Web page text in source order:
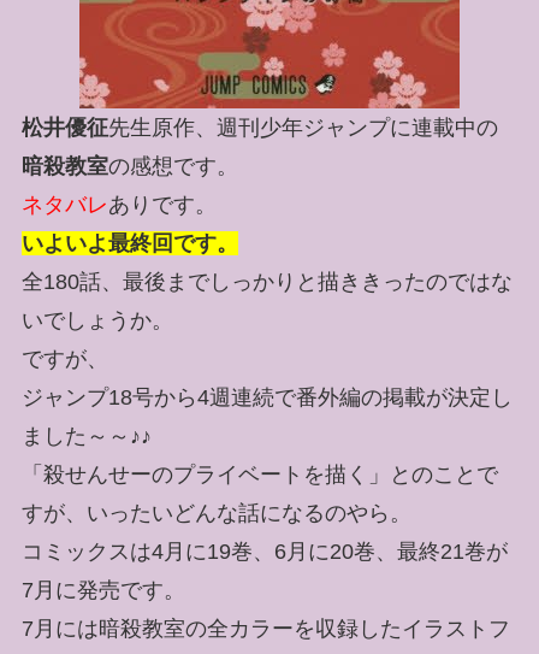
松井優征先生原作、週刊少年ジャンプに連載中の
暗殺教室の感想です。
ネタバレありです。
いよいよ最終回です。
全180話、最後までしっかりと描ききったのではな
いでしょうか。
ですが、
ジャンプ18号から4週連続で番外編の掲載が決定し
ました～～♪♪
「殺せんせーのプライベートを描く」とのことで
すが、いったいどんな話になるのやら。
コミックスは4月に19巻、6月に20巻、最終21巻が
7月に発売です。
7月には暗殺教室の全カラーを収録したイラストフ